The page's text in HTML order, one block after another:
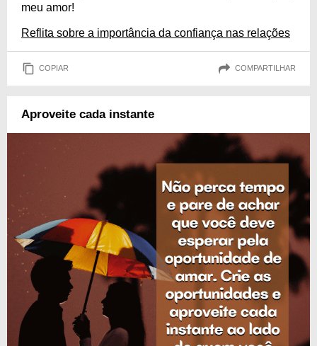
meu amor!
Reflita sobre a importância da confiança nas relações
COPIAR COMPARTILHAR
Aproveite cada instante